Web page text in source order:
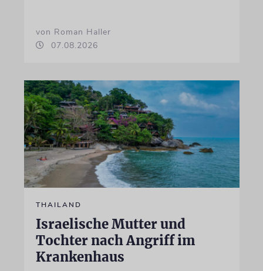
von Roman Haller
07.08.2026
THAILAND
Israelische Mutter und
Tochter nach Angriff im
Krankenhaus